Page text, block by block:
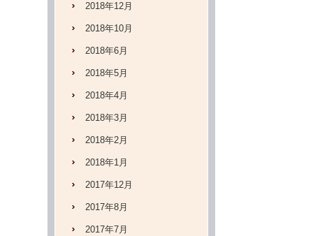
2018年12月
2018年10月
2018年6月
2018年5月
2018年4月
2018年3月
2018年2月
2018年1月
2017年12月
2017年8月
2017年7月